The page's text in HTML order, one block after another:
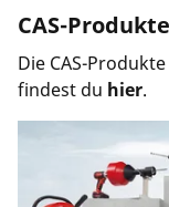
CAS-Produkte
Die CAS-
findest du hier.